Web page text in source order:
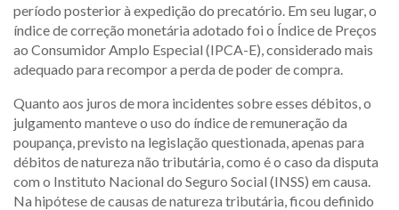
período posterior à expedição do precatório. Em seu lugar, o
índice de correção monetária adotado foi o Índice de Preços
ao Consumidor Amplo Especial (IPCA-E), considerado mais
adequado para recompor a perda de poder de compra.
Quanto aos juros de mora incidentes sobre esses débitos, o
julgamento manteve o uso do índice de remuneração da
poupança, previsto na legislação questionada, apenas para
débitos de natureza não tributária, como é o caso da disputa
com o Instituto Nacional do Seguro Social (INSS) em causa.
Na hipótese de causas de natureza tributária, ficou definido